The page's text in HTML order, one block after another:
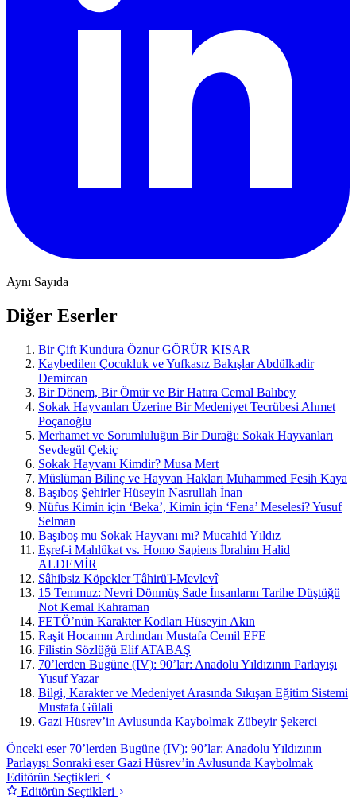
Aynı Sayıda
Diğer Eserler
Bir Çift Kundura Öznur GÖRÜR KISAR
Kaybedilen Çocukluk ve Yufkasız Bakışlar Abdülkadir
Demircan
Bir Dönem, Bir Ömür ve Bir Hatıra Cemal Balıbey
Sokak Hayvanları Üzerine Bir Medeniyet Tecrübesi Ahmet
Poçanoğlu
Merhamet ve Sorumluluğun Bir Durağı: Sokak Hayvanları
Sevdegül Çekiç
Sokak Hayvanı Kimdir? Musa Mert
Müslüman Bilinç ve Hayvan Hakları Muhammed Fesih Kaya
Başıboş Şehirler Hüseyin Nasrullah İnan
Nüfus Kimin için ‘Beka’, Kimin için ‘Fena’ Meselesi?Yusuf
Selman
Başıboş mu Sokak Hayvanı mı? Mucahid Yıldız
Eşref-i Mahlûkat vs. Homo Sapiens İbrahim Halid
ALDEMİR
Sâhibsiz Köpekler Tâhirü'l-Mevlevî
15 Temmuz: Nevri Dönmüş Sade İnsanların Tarihe Düştüğü
Not Kemal Kahraman
FETÖ’nün Karakter Kodları Hüseyin Akın
Raşit Hocamın Ardından Mustafa Cemil EFE
Filistin Sözlüğü Elif ATABAŞ
70’lerden Bugüne (IV): 90’lar: Anadolu Yıldızının Parlayışı
Yusuf Yazar
Bilgi, Karakter ve Medeniyet Arasında Sıkışan Eğitim Sistemi
Mustafa Gülali
Gazi Hüsrev’in Avlusunda Kaybolmak Zübeyir Şekerci
Önceki eser 70’lerden Bugüne (IV): 90’lar: Anadolu Yıldızının
Parlayışı Sonraki eser Gazi Hüsrev’in Avlusunda Kaybolmak
Editörün Seçtikleri
Editörün Seçtikleri